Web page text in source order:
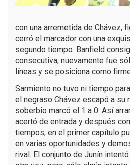
con una arremetida de Chávez,
cerró el marcador con una
segundo tiempo. Banfield
consecutiva, nuevamente fue
líneas y se posiciona como
Sarmiento no tuvo ni tiempo
el negraso Chávez escapó a su
soberbio marcó el 1 a 0. Así
acertó de entrada y después
tiempos, en el primer capítulo
en varias oportunidades y
rival. El conjunto de Junín